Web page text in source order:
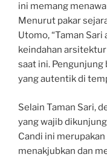
ini memang
Menurut pakar
Utomo, “Taman
keindahan
saat ini.
yang autentik di
Selain Taman Sari,
yang wajib
Candi ini
menakjubkan dan